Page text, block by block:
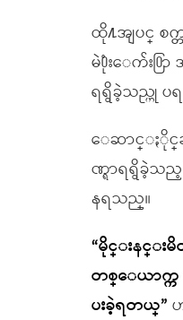
ထို႔အျပင္ စ
မဲ႐ုံးေက်း႐ြ
ရရွိခဲ့သည္ဟု
ေဆာင္ႏိုင္ႀ
ဏ္ရာရရွိခဲ့
နရသည္။
“မိုင္းနင္း
တစ္ေယာက္က
ပးခဲ့ရတယ္”